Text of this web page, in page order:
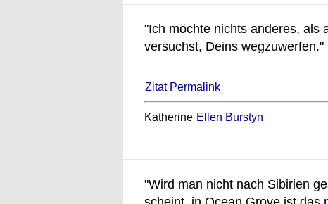
"Ich möchte nichts anderes, als
versuchst, Deins wegzuwerfen."
Zitat Permalink
Katherine Ellen Burstyn
"Wird man nicht nach Sibirien